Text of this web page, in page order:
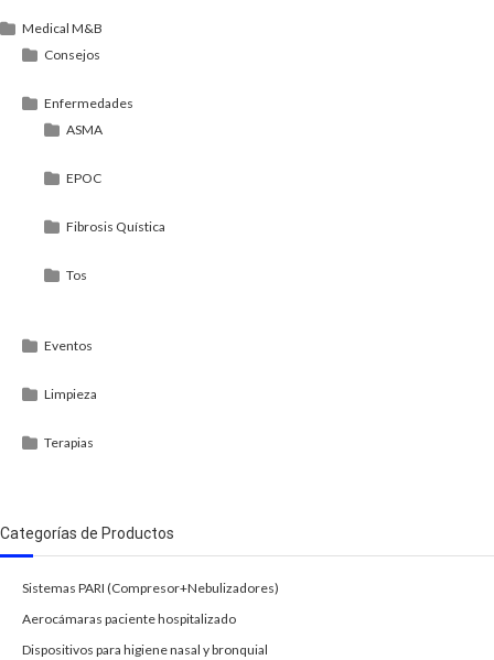
Medical M&B
Consejos
Enfermedades
ASMA
EPOC
Fibrosis Quística
Tos
Eventos
Limpieza
Terapias
Categorías de Productos
Sistemas PARI (Compresor+Nebulizadores)
Aerocámaras paciente hospitalizado
Dispositivos para higiene nasal y bronquial